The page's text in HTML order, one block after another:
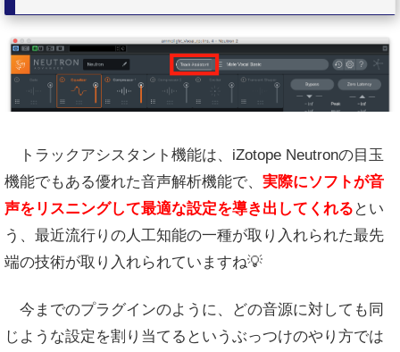
トラックアシスタント機能は、iZotope Neutronの目玉
機能でもある優れた音声解析機能で、 実際にソフトが音
声をリスニングして最適な設定を導き出してくれる とい
う、最近流行りの人工知能の一種が取り入れられた最先
端の技術が取り入れられていますね💡
今までのプラグインのように、どの音源に対しても同
じような設定を割り当てるというぶっつけのやり方では